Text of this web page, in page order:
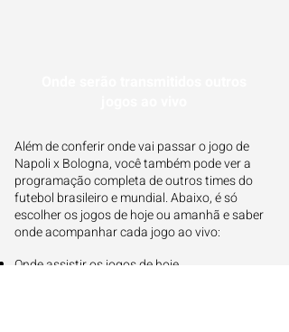
Além de conferir onde vai passar o jogo de
Napoli x Bologna, você também pode ver a
programação completa de outros times do
futebol brasileiro e mundial. Abaixo, é só
escolher os jogos de hoje ou amanhã e saber
onde acompanhar cada jogo ao vivo:
Onde assistir os jogos de hoje